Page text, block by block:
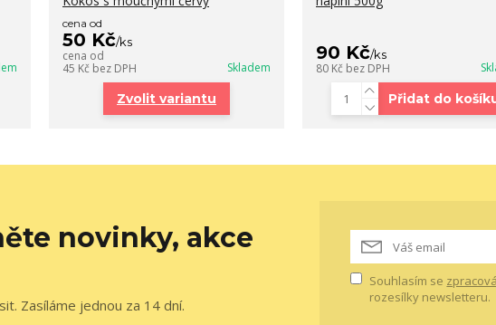
cena od
50 Kč/ks
cena od
45 Kč bez DPH Skladem
Zvolit variantu
90 Kč/ks
80 Kč bez DPH
Přidat do
novinky, akce
Zasíláme jednou za 14 dní.
Souhlasím se
rozesílky newsletteru.